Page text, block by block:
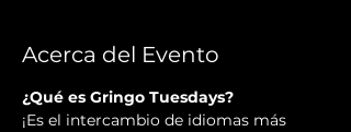
Acerca del Evento
¿Qué es Gringo Tuesdays?
¡Es el intercambio de idiomas más